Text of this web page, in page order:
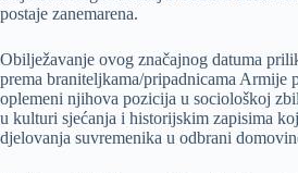
postaje zanemarena.
Obilježavanje ovog značajnog datuma
prema braniteljkama/pripadnicama Armije
oplemeni njihova pozicija u sociološkoj
u kulturi sjećanja i historijskim zapisima
djelovanja suvremenika u odbrani